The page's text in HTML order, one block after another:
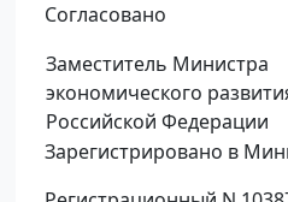
Согласовано
Заместитель Министра
экономического
Российской Федерации
Зарегистрировано в